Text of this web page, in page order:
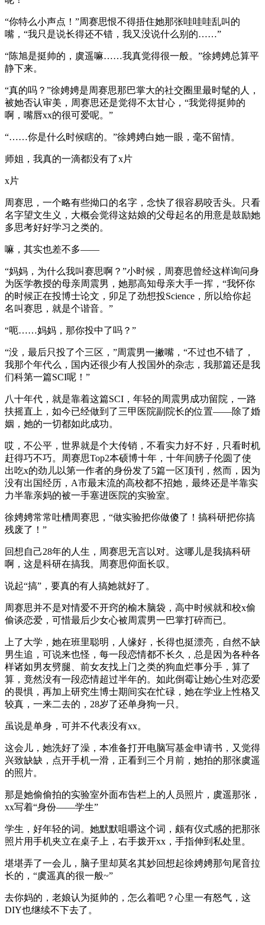
“你特么小声点！”周赛思恨不得捂住她那张哇哇哇乱叫的
嘴，“我只是说长得还不错，我又没说什么别的……”
“陈旭是挺帅的，虞遥嘛……我真觉得很一般。”徐娉娉总算平
静下来。
“真的吗？”徐娉娉是周赛思那巴掌大的社交圈里最时髦的人，
被她否认审美，周赛思还是觉得不太甘心，“我觉得挺帅的
啊，嘴唇xx的很可爱呢。”
“……你是什么时候瞎的。”徐娉娉白她一眼，毫不留情。
师姐，我真的一滴都没有了x片
x片
周赛思，一个略有些拗口的名字，念快了很容易咬舌头。只看
名字望文生义，大概会觉得这姑娘的父母起名的用意是鼓励她
多思考好好学习之类的。
嘛，其实也差不多——
“妈妈，为什么我叫赛思啊？”小时候，周赛思曾经这样询问身
为医学教授的母亲周震男，她那高知母亲大手一挥，“我怀你
的时候正在投博士论文，卯足了劲想投Science，所以给你起
名叫赛思，就是个谐音。”
“呃……妈妈，那你投中了吗？”
“没，最后只投了个三区，”周震男一撇嘴，“不过也不错了，
我那个年代么，国内还很少有人投国外的杂志，我那篇还是我
们科第一篇SCI呢！”
八十年代，就是靠着这篇SCI，年轻的周震男成功留院，一路
扶摇直上，如今已经做到了三甲医院副院长的位置——除了婚
姻，她的一切都如此成功。
哎，不公平，世界就是个大传销，不看实力好不好，只看时机
赶得巧不巧。周赛思Top2本硕博十年，十年间膀子伦圆了使
出吃x的劲儿以第一作者的身份发了5篇一区顶刊，然而，因为
没有出国经历，A市最末流的高校都不招她，最终还是半靠实
力半靠亲妈的被一手塞进医院的实验室。
徐娉娉常常吐槽周赛思，“做实验把你做傻了！搞科研把你搞
残废了！”
回想自己28年的人生，周赛思无言以对。这哪儿是我搞科研
啊，这是科研在搞我。周赛思仰面长叹。
说起“搞”，要真的有人搞她就好了。
周赛思并不是对情爱不开窍的榆木脑袋，高中时候就和校x偷
偷谈恋爱，可惜最后少女心被周震男一巴掌打碎而已。
上了大学，她在班里聪明，人缘好，长得也挺漂亮，自然不缺
男生追，可说来也怪，每一段恋情都不长久，总是因为各种各
样诸如男友劈腿、前女友找上门之类的狗血烂事分手，算了
算，竟然没有一段恋情超过半年的。如此倒霉让她心生对恋爱
的畏惧，再加上研究生博士期间实在忙碌，她在学业上性格又
较真，一来二去的，28岁了还单身狗一只。
虽说是单身，可并不代表没有xx。
这会儿，她洗好了澡，本准备打开电脑写基金申请书，又觉得
兴致缺缺，点开手机一滑，正看到三个月前，她拍的那张虞遥
的照片。
那是她偷偷拍的实验室外面布告栏上的人员照片，虞遥那张，
xx写着“身份——学生”
学生，好年轻的词。她默默咀嚼这个词，颇有仪式感的把那张
照片用手机夹立在桌子上，右手拨开xx，手指伸到私处里。
堪堪弄了一会儿，脑子里却莫名其妙回想起徐娉娉那句尾音拉
长的，“虞遥真的很一般~”
去你妈的，老娘认为挺帅的，怎么着吧？心里一有怒气，这
DIY也继续不下去了。